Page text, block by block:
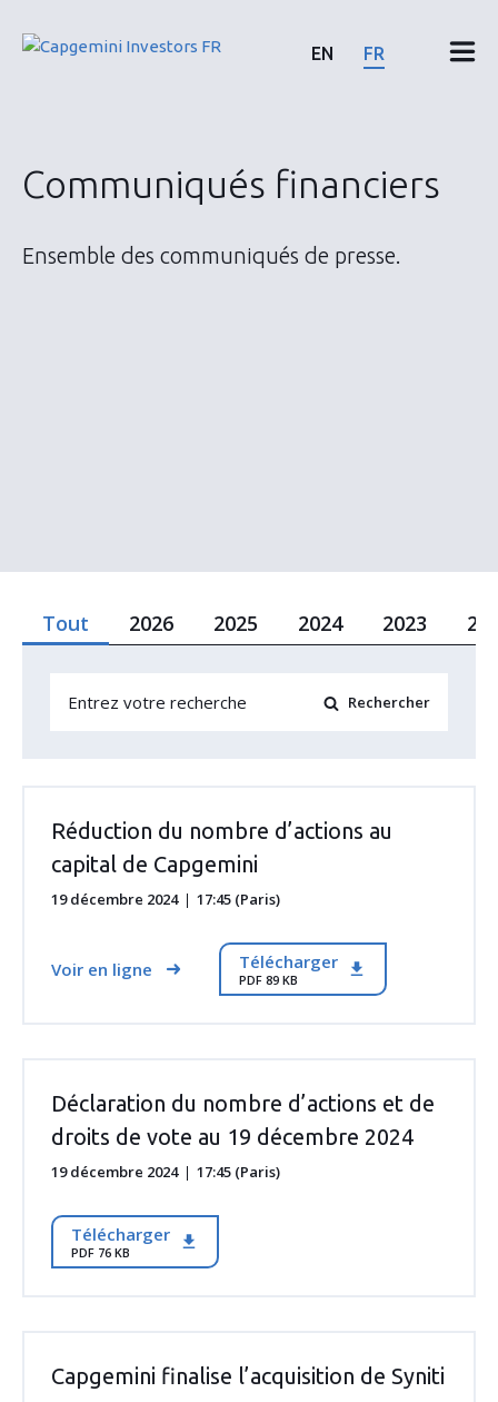
content
Calendrier & communiqués
EN FR
Communiqués financiers
Ensemble des communiqués de presse.
Tout 2026 2025 2024 2023
Réduction du nombre d’actions au
capital de Capgemini
19 décembre 2024 17:45 (Paris)
Voir en ligne Télécharger
PDF 89 KB
Déclaration du nombre d’actions et de
droits de vote au 19 décembre 2024
19 décembre 2024 17:45 (Paris)
Télécharger
PDF 76 KB
Capgemini finalise l’acquisition de Syniti